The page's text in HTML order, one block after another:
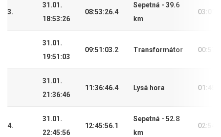
3.
31.01.
18:53:26
08:53:26.4
Sepetná - 39.6
km
31.01.
19:51:03
09:51:03.2 Transformátor
31.01.
21:36:46
11:36:46.4 Lysá hora
4.
31.01.
22:45:56
12:45:56.1
Sepetná - 52.8
km